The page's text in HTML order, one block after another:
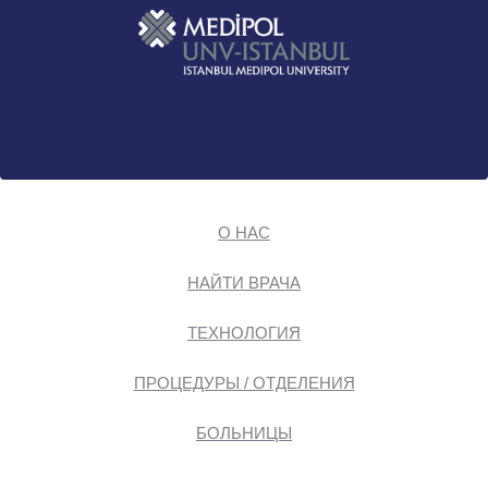
О НАС
НАЙТИ ВРАЧА
ТЕХНОЛОГИЯ
ПРОЦЕДУРЫ / ОТДЕЛЕНИЯ
БОЛЬНИЦЫ